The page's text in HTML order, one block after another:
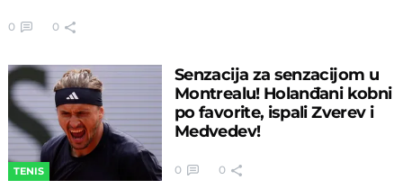
0 0
TENIS
Senzacija za senzacijom u
Montrealu! Holanđani kobni
po favorite, ispali Zverev i
Medvedev!
0 0